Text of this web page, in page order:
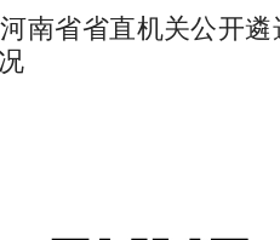
南省省直机关公开